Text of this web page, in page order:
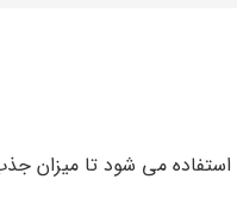
استفاده می شود تا